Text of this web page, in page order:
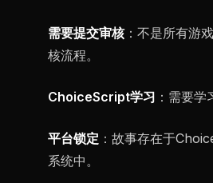
需要提交审核：不是所有游
核流程。
ChoiceScript学习 ：需要学
平台锁定 ：故事存在于
系统中。